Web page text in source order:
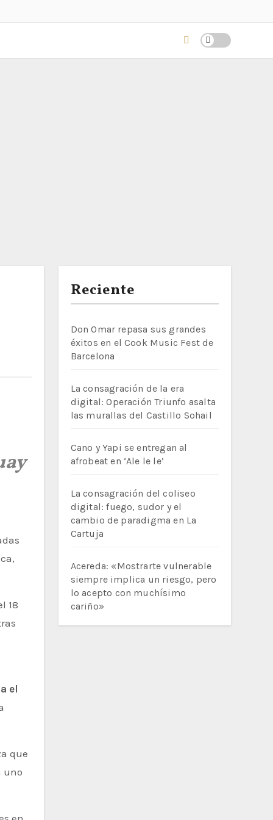
18
el
que
uno
Reciente
Don Omar repasa sus grandes
éxitos en el Cook Music Fest de
Barcelona
La consagración de la era
digital: Operación Triunfo asalta
las murallas del Castillo Sohail
Cano y Yapi se entregan al
afrobeat en ‘Ale le le’
La consagración del coliseo
digital: fuego, sudor y el
cambio de paradigma en La
Cartuja
Acereda: «Mostrarte vulnerable
siempre implica un riesgo, pero
lo acepto con muchísimo
cariño»